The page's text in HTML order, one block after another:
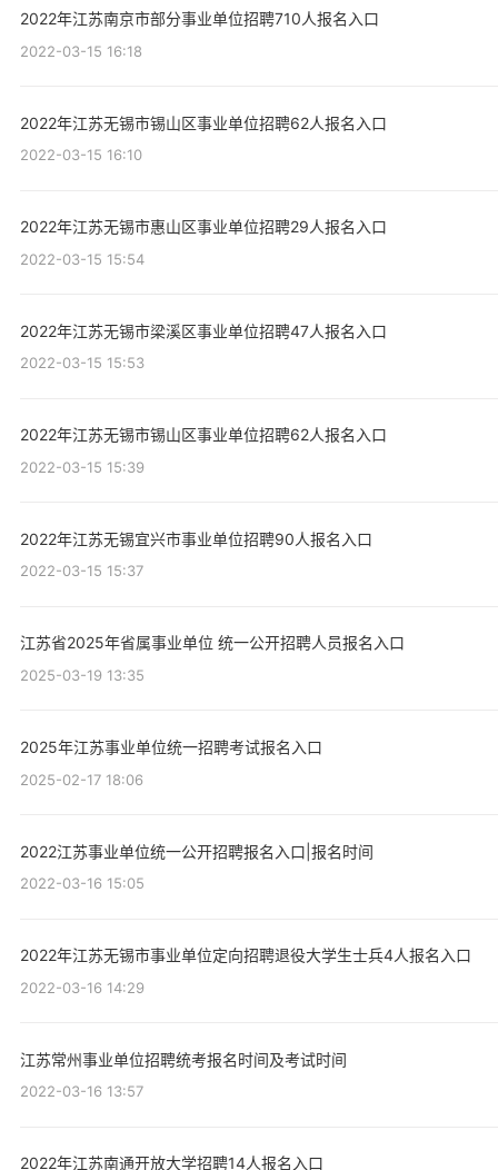
2022年江苏南京市部分事业单位招聘710人报名入口
2022-03-15 16:18
2022年江苏无锡市锡山区事业单位招聘62人报名入口
2022-03-15 16:10
2022年江苏无锡市惠山区事业单位招聘29人报名入口
2022-03-15 15:54
2022年江苏无锡市梁溪区事业单位招聘47人报名入口
2022-03-15 15:53
2022年江苏无锡市锡山区事业单位招聘62人报名入口
2022-03-15 15:39
2022年江苏无锡宜兴市事业单位招聘90人报名入口
2022-03-15 15:37
江苏省2025年省属事业单位 统一公开招聘人员报名入口
2025-03-19 13:35
2025年江苏事业单位统一招聘考试报名入口
2025-02-17 18:06
2022江苏事业单位统一公开招聘报名入口|报名时间
2022-03-16 15:05
2022年江苏无锡市事业单位定向招聘退役大学生士兵4人报名入口
2022-03-16 14:29
江苏常州事业单位招聘统考报名时间及考试时间
2022-03-16 13:57
2022年江苏南通开放大学招聘14人报名入口